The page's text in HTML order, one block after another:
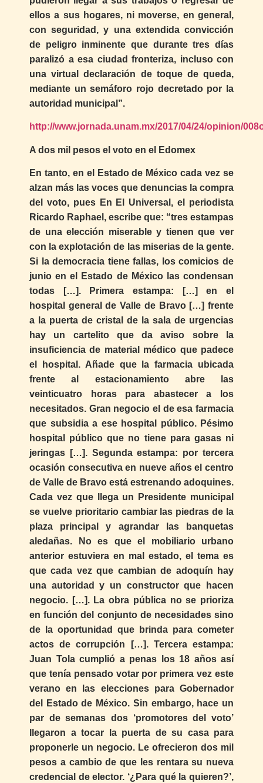
ellos a sus hogares, ni moverse, en general,
con seguridad, y una extendida convicción
de peligro inminente que durante tres días
paralizó a esa ciudad fronteriza, incluso con
una virtual declaración de toque de queda,
mediante un semáforo rojo decretado por la
autoridad municipal”.
http://www.jornada.unam.mx/2017/04/24/opinion/
A dos mil pesos el voto en el Edomex
En tanto, en el Estado de México cada vez se
alzan más las voces que denuncias la compra
del voto, pues En El Universal, el periodista
Ricardo Raphael, escribe que: “tres estampas
de una elección miserable y tienen que ver
con la explotación de las miserias de la gente.
Si la democracia tiene fallas, los comicios de
junio en el Estado de México las condensan
todas […]. Primera estampa: […] en el
hospital general de Valle de Bravo […] frente
a la puerta de cristal de la sala de urgencias
hay un cartelito que da aviso sobre la
insuficiencia de material médico que padece
el hospital. Añade que la farmacia ubicada
frente al estacionamiento abre las
veinticuatro horas para abastecer a los
necesitados. Gran negocio el de esa farmacia
que subsidia a ese hospital público. Pésimo
hospital público que no tiene para gasas ni
jeringas […]. Segunda estampa: por tercera
ocasión consecutiva en nueve años el centro
de Valle de Bravo está estrenando adoquines.
Cada vez que llega un Presidente municipal
se vuelve prioritario cambiar las piedras de la
plaza principal y agrandar las banquetas
aledañas. No es que el mobiliario urbano
anterior estuviera en mal estado, el tema es
que cada vez que cambian de adoquín hay
una autoridad y un constructor que hacen
negocio. […]. La obra pública no se prioriza
en función del conjunto de necesidades sino
de la oportunidad que brinda para cometer
actos de corrupción […]. Tercera estampa:
Juan Tola cumplió a penas los 18 años así
que tenía pensado votar por primera vez este
verano en las elecciones para Gobernador
del Estado de México. Sin embargo, hace un
par de semanas dos ‘promotores del voto’
llegaron a tocar la puerta de su casa para
proponerle un negocio. Le ofrecieron dos mil
pesos a cambio de que les rentara su nueva
credencial de elector. ‘¿Para qué la quieren?’,